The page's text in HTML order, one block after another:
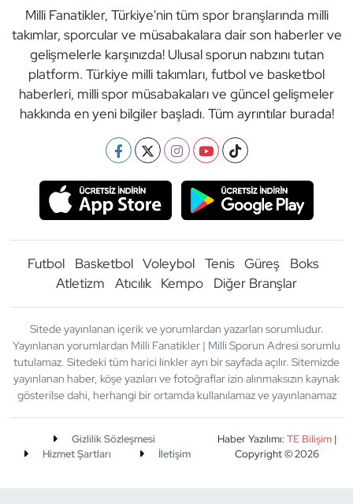
Milli Fanatikler, Türkiye'nin tüm spor branşlarında milli
takımlar, sporcular ve müsabakalara dair son haberler ve
gelişmelerle karşınızda! Ulusal sporun nabzını tutan
platform. Türkiye milli takımları, futbol ve basketbol
haberleri, milli spor müsabakaları ve güncel gelişmeler
hakkında en yeni bilgiler başladı. Tüm ayrıntılar burada!
Futbol Basketbol Voleybol Tenis Güreş
Boks
Atletizm
Atıcılık Kempo Diğer Branşlar
Sitede yayınlanan içerik ve yorumlardan yazarları sorumludur.
Yayınlanan yorumlardan Milli Fanatikler | Milli Sporun Adresi sorumlu
tutulamaz. Sitedeki tüm harici linkler ayrı bir sayfada açılır. Sitemizde
yayınlanan haber, köşe yazıları ve fotoğraflar izin alınmaksızın kaynak
gösterilse dahi, herhangi bir ortamda kullanılamaz ve yayınlanamaz
Gizlilik Sözleşmesi
Hizmet Şartları
İletişim
Haber Yazılımı:TE Bilişim|
Copyright © 2026